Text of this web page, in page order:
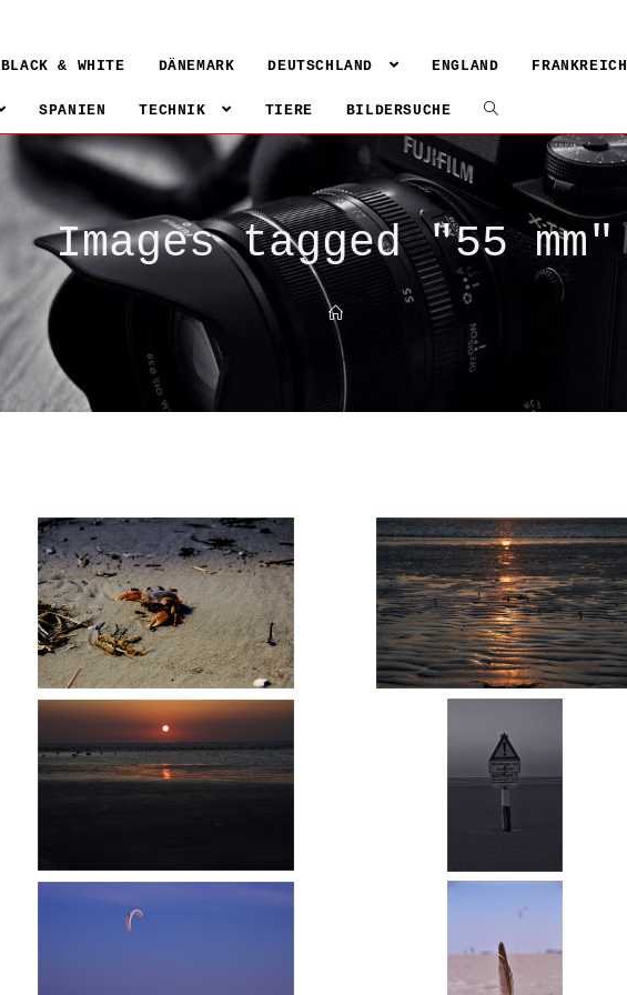
BLACK & WHITE DÄNEMARK DEUTSCHLAND ENGLAND FRANKREICH
SPANIEN TECHNIK TIERE BILDERSUCHE
Images tagged "55 mm"